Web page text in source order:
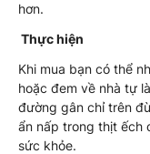
hơn.
Thực hiện
Khi mua bạn có thể
hoặc đem về nhà tự
đường gân chỉ trên
ẩn nấp trong thịt ếch
sức khỏe.